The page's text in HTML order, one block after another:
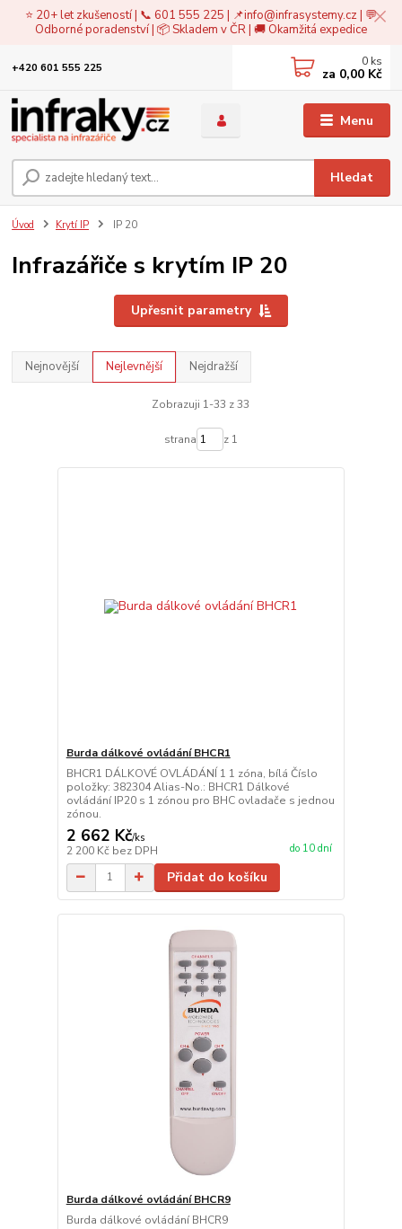
⭐ 20+ let zkušeností | 📞 601 555 225 | 📌info@infrasystemy.cz| 💬
Odborné poradenství | 📦 Skladem v ČR | 🚚 Okamžitá expedice
Menu
Hledat
+420 601 555 225 0 ks
za 0,00 Kč
Úvod Krytí IP IP 20
Infrazářiče s krytím IP 20
Upřesnit parametry
Nejnovější Nejlevnější Nejdražší
Zobrazuji 1-33 z 33
strana z 1
Burda dálkové ovládání BHCR1
BHCR1 DÁLKOVÉ OVLÁDÁNÍ 1 1 zóna, bílá Číslo
položky: 382304 Alias-No.: BHCR1 Dálkové
ovládání IP20 s 1 zónou pro BHC ovladače s jednou
zónou.
2 662 Kč/ks
2 200 Kč bez DPH do 10 dní
Přidat do košíku
Burda dálkové ovládání BHCR9
Burda dálkové ovládání BHCR9